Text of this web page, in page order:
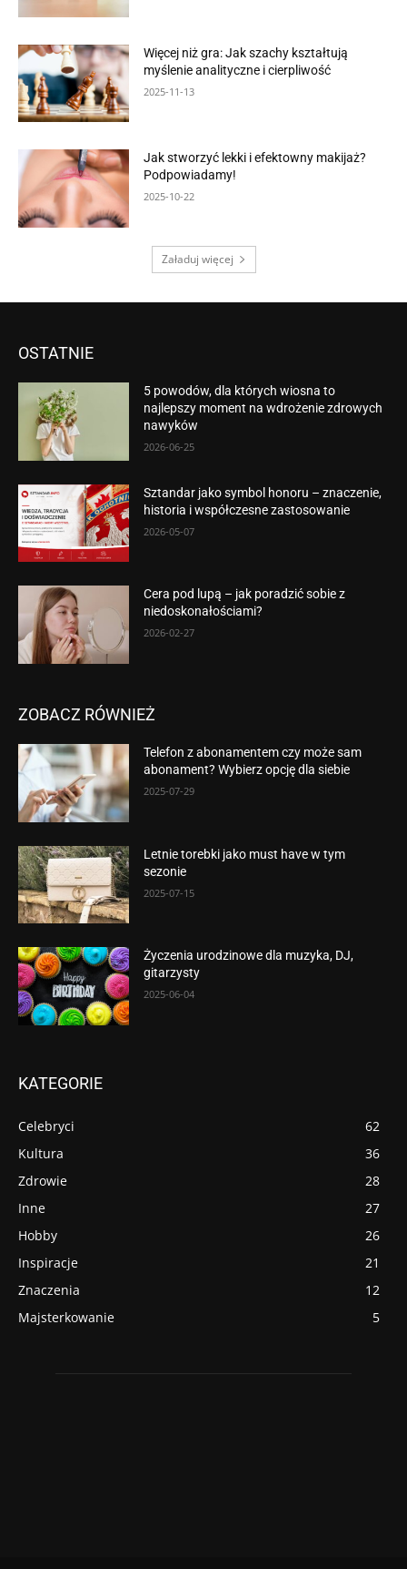
Więcej niż gra: Jak szachy kształtują
myślenie analityczne i cierpliwość
2025-11-13
Jak stworzyć lekki i efektowny makijaż?
Podpowiadamy!
2025-10-22
Załaduj więcej
OSTATNIE
5 powodów, dla których wiosna to
najlepszy moment na wdrożenie zdrowych
nawyków
2026-06-25
Sztandar jako symbol honoru – znaczenie,
historia i współczesne zastosowanie
2026-05-07
Cera pod lupą – jak poradzić sobie z
niedoskonałościami?
2026-02-27
ZOBACZ RÓWNIEŻ
Telefon z abonamentem czy może sam
abonament? Wybierz opcję dla siebie
2025-07-29
Letnie torebki jako must have w tym
sezonie
2025-07-15
Życzenia urodzinowe dla muzyka, DJ,
gitarzysty
2025-06-04
KATEGORIE
Celebryci
62
Kultura
36
Zdrowie
28
Inne
27
Hobby
26
Inspiracje
21
Znaczenia
12
Majsterkowanie
5